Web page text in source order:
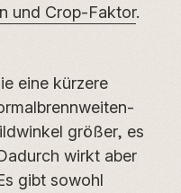
und Crop-Faktor.
eine kürzere
größer, es
wirkt aber
gibt sowohl